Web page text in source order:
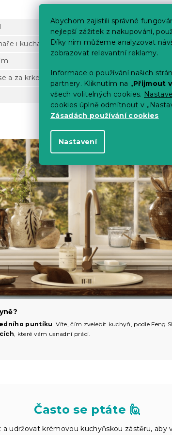
Abychom zajistili správné
nejlepší zážitek z nakupování,
Díky nim můžeme analyzovat
zobrazovat relevantní reklamy.
Informace o používání našich
partnery. Kliknutím na „Přijmout
všech volitelných cookies.
cookies úplně odmítnout v
Zásadách používání cookies
Nastavení
i kuchařky
a za krkem
puntíku. Víte, čím zvelebit kuchyň, podle Feng
, které vám usnadní práci.
Často se ptáte 🙋
a udržovat krémovou kuchyňskou zástěru, aby